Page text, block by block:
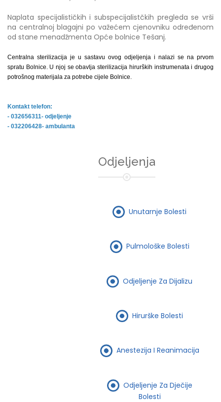
Naplata specijalističkih i subspecijalistčkih pregleda se vrši
na centralnoj blagajni po važećem cjenovniku određenom
od stane menadžmenta Opće bolnice Tešanj.
Centralna sterilizacija je u sastavu ovog odjeljenja i nalazi se na prvom
spratu Bolnice. U njoj se obavlja sterilizacija hirurških instrumenata i drugog
potrošnog materijala za potrebe cijele Bolnice.
Kontakt telefon:
- 032656311- odjeljenje
- 032206428- ambulanta
Odjeljenja
Unutarnje Bolesti
Pulmološke Bolesti
Odjeljenje Za Dijalizu
Hirurške Bolesti
Anestezija I Reanimacija
Odjeljenje Za Dječije
Bolesti